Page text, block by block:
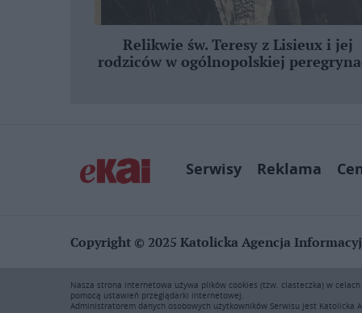
Relikwie św. Teresy z Lisieux i jej
rodziców w ogólnopolskiej
Serwisy Reklama
Copyright © 2025 Katolicka Agencja
rozpowszechnianie zawartości niniejszego serwisu lub jej
prawie autorskim, ochronie baz danych i uczciwej
Nasza strona internetowa używa plików cookies (tzw. ciasteczka) w
pomocą ustawień przeglądarki internetowej.
Administratorem danych osobowych użytkowników Serwisu jest Katolicka